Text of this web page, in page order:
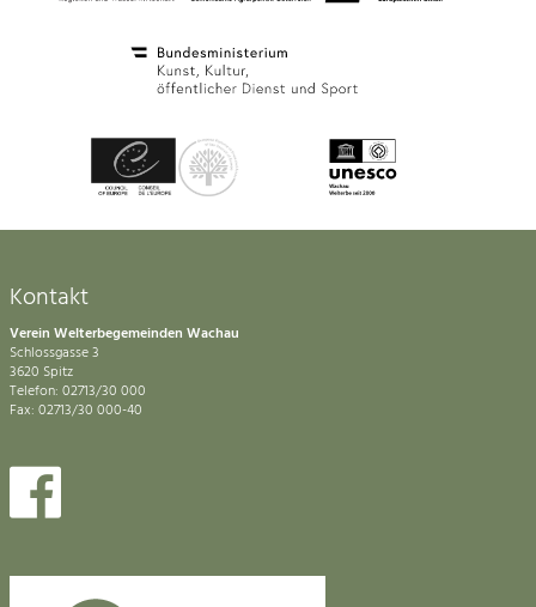
Kontakt
Verein Welterbegemeinden Wachau
Schlossgasse 3
3620 Spitz
Telefon: 02713/30 000
Fax: 02713/30 000-40